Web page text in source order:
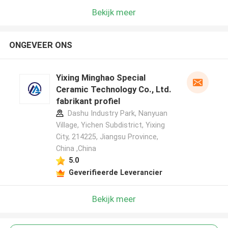
Bekijk meer
ONGEVEER ONS
Yixing Minghao Special
Ceramic Technology Co., Ltd.
fabrikant profiel
Dashu Industry Park, Nanyuan
Village, Yichen Subdistrict, Yixing
City, 214225, Jiangsu Province,
China ,China
5.0
Geverifieerde Leverancier
Bekijk meer